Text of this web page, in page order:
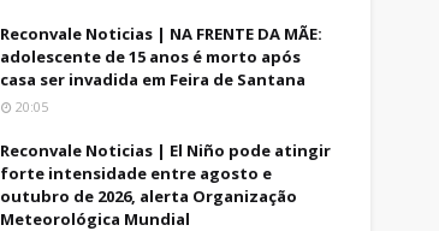
Reconvale Noticias | NA FRENTE DA MÃE:
adolescente de 15 anos é morto após
casa ser invadida em Feira de Santana
20:05
Reconvale Noticias | El Niño pode atingir
forte intensidade entre agosto e
outubro de 2026, alerta Organização
Meteorológica Mundial